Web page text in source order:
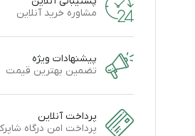
مشاوره خرید آنلاین
پیشنهادات ویژه
تضمین بهترین قیمت
پرداخت آنلاین
پرداخت امن درگاه